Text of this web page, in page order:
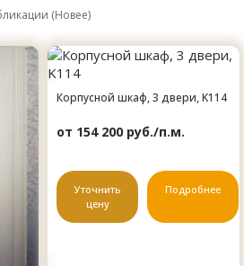
Корпусной шкаф, 3 двери, K114
от 154 200 руб./п.м.
Уточнить
цену
Подробнее